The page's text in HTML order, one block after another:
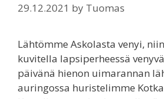
29.12.2021 by Tuomas
Lähtömme Askolasta venyi,
kuvitella lapsiperheessä
päivänä hienon uimarannan
auringossa huristelimme